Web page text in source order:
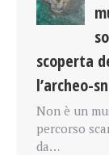
scoperta
l’archeo-
Non è un
percorso
da…